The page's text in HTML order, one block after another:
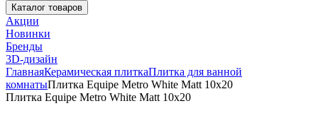
Каталог товаров
Акции
Новинки
Бренды
3D-дизайн
ГлавнаяКерамическая плиткаПлитка для ванной
комнатыПлитка Equipe Metro White Matt 10x20
Плитка Equipe Metro White Matt 10x20